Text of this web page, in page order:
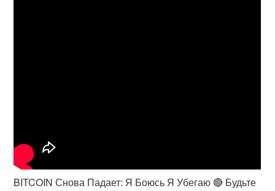
BITCOIN Снова Падает: Я Боюсь Я Убегаю 🔴 Будьте